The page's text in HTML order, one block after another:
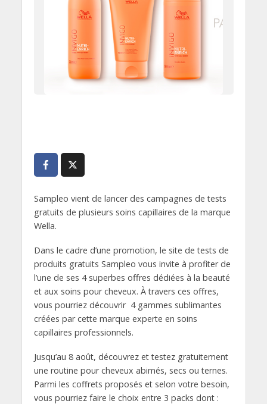
Sampleo vient de lancer des campagnes de tests
gratuits de plusieurs soins capillaires de la marque
Wella.
Dans le cadre d’une promotion, le site de tests de
produits gratuits Sampleo vous invite à profiter de
l’une de ses 4 superbes offres dédiées à la beauté
et aux soins pour cheveux. À travers ces offres,
vous pourriez découvrir 4 gammes sublimantes
créées par cette marque experte en soins
capillaires professionnels.
Jusqu’au 8 août, découvrez et testez gratuitement
une routine pour cheveux abimés, secs ou ternes.
Parmi les coffrets proposés et selon votre besoin,
vous pourriez faire le choix entre 3 packs dont :